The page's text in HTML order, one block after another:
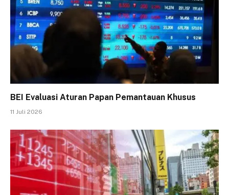
BEI Evaluasi Aturan Papan Pemantauan Khusus
11 Juli 2026